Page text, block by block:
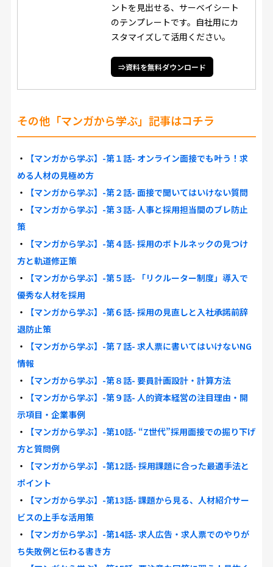
ントを見出せる、サーベイシート
のテンプレートです。自社用にカ
スタマイズして活用ください。
⇒資料を無料ダウンロード
その他「マンガから学ぶ」記事はコチラ
・
【マンガから学ぶ】-第１話- オンライン面接でも叶う！求
める人材の見極め方
・
【マンガから学ぶ】-第２話- 面接で聞いてはいけない質問
・
【マンガから学ぶ】-第３話- 人事と採用担当間のブレ防止
策
・
【マンガから学ぶ】-第４話- 採用のボトルネックの見つけ
方と軌道修正策
・
【マンガから学ぶ】-第５話- 「リクルーター制度」導入で
優秀な人材を採用
・
【マンガから学ぶ】-第６話- 採用の見直しと入社承諾前辞
退防止策
・
【マンガから学ぶ】-第７話- 求人票に書いてはいけないNG
情報
・
【マンガから学ぶ】-第８話- 要員計画設計・計算方法
・
【マンガから学ぶ】-第９話- 人的資本経営の注目理由・開
示項目・企業事例
・
【マンガから学ぶ】-第10話- “Z世代”採用面接での掘り下げ
方と質問例
・
【マンガから学ぶ】-第12話- 採用課題に合った最適手法と
ポイント
・
【マンガから学ぶ】-第13話- 課題から見る、人材紹介サー
ビスの上手な活用策
・
【マンガから学ぶ】-第14話- 求人広告・求人票でのやりが
ち失敗例と伝わる書き方